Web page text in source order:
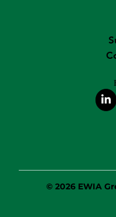
© 2026 EWIA